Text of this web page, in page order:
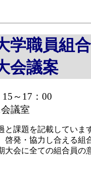
学職員組合
会議案
～17：00
議室
課題を記載していま
啓発・協力し合える組
大会に全ての組合員の